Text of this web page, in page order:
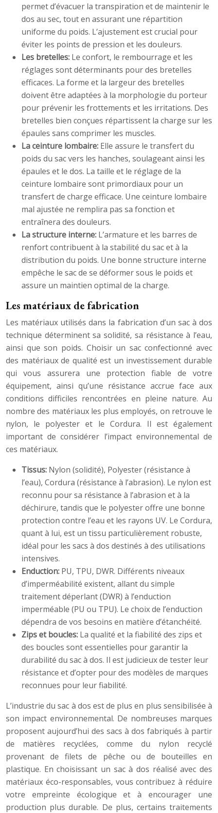
permet d’évacuer la transpiration et de maintenir le
dos au sec, tout en assurant une répartition
uniforme du poids. L’ajustement est crucial pour
éviter les points de pression et les douleurs.
Les bretelles: Le confort, le rembourrage et les
réglages sont déterminants pour des bretelles
efficaces. La forme et la largeur des bretelles
doivent être adaptées à la morphologie du porteur
pour prévenir les frottements et les irritations. Des
bretelles bien conçues répartissent la charge sur les
épaules sans comprimer les muscles.
La ceinture lombaire: Elle assure le transfert du
poids du sac vers les hanches, soulageant ainsi les
épaules et le dos. La taille et le réglage de la
ceinture lombaire sont primordiaux pour un
transfert de charge efficace. Une ceinture lombaire
mal ajustée ne remplira pas sa fonction et
entraînera des douleurs.
La structure interne: L’armature et les barres de
renfort contribuent à la stabilité du sac et à la
distribution du poids. Une bonne structure interne
empêche le sac de se déformer sous le poids et
assure un maintien optimal de la charge.
Les matériaux de fabrication
Les matériaux utilisés dans la fabrication d’un sac à dos
technique déterminent sa solidité, sa résistance à l’eau,
ainsi que son poids. Choisir un sac confectionné avec
des matériaux de qualité est un investissement durable
qui vous assurera une protection fiable de votre
équipement, ainsi qu’une résistance accrue face aux
conditions difficiles rencontrées en pleine nature. Au
nombre des matériaux les plus employés, on retrouve le
nylon, le polyester et le Cordura. Il est également
important de considérer l’impact environnemental de
ces matériaux.
Tissus: Nylon (solidité), Polyester (résistance à
l’eau), Cordura (résistance à l’abrasion). Le nylon est
reconnu pour sa résistance à l’abrasion et à la
déchirure, tandis que le polyester offre une bonne
protection contre l’eau et les rayons UV. Le Cordura,
quant à lui, est un tissu particulièrement robuste,
idéal pour les sacs à dos destinés à des utilisations
intensives.
Enduction: PU, TPU, DWR. Différents niveaux
d’imperméabilité existent, allant du simple
traitement déperlant (DWR) à l’enduction
imperméable (PU ou TPU). Le choix de l’enduction
dépendra de vos besoins en matière d’étanchéité.
Zips et boucles: La qualité et la fiabilité des zips et
des boucles sont essentielles pour garantir la
durabilité du sac à dos. Il est judicieux de tester leur
résistance et d’opter pour des modèles de marques
reconnues pour leur fiabilité.
L’industrie du sac à dos est de plus en plus sensibilisée à
son impact environnemental. De nombreuses marques
proposent aujourd’hui des sacs à dos fabriqués à partir
de matières recyclées, comme du nylon recyclé
provenant de filets de pêche ou de bouteilles en
plastique. En choisissant un sac à dos réalisé avec des
matériaux éco-responsables, vous contribuez à réduire
votre empreinte écologique et à encourager une
production plus durable. De plus, certains traitements